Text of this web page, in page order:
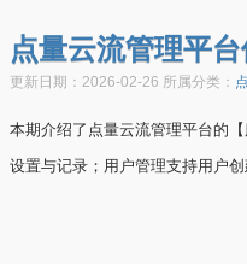
点量云流管理平
更新日期：2026-02-26 所属分类：
本期介绍了点量云流管理平台的
设置与记录；用户管理支持用户